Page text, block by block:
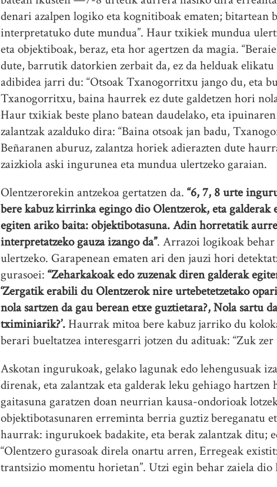
denari azalpen logiko eta kognitiboak ematen; bitartean
interpretatuko dute mundua”. Haur txikiek mundua
eta objektiboak, beraz, eta hor agertzen da magia.
dute, barrutik datorkien zerbait da, ez da helduak
adibidea jarri du: “Otsoak Txanogorritxu jango du, eta
Txanogorritxu, baina haurrek ez dute galdetzen hori
Haur txikiak beste plano batean daudelako, eta
zalantzak azalduko dira: “Baina otsoak jan badu,
Beñaranen aburuz, zalantza horiek adierazten dute
zaizkiola aski ingurunea eta mundua ulertzeko garaian.
Olentzerorekin antzekoa gertatzen da. “6, 7, 8 urte
bere kabuz kirrinka egingo dio Olentzerok, eta galderak
egiten ariko baita: objektibotasuna. Adin horretatik
interpretatzeko gauza izango da”. Arrazoi logikoak
ulertzeko. Garapenean ematen ari den jauzi hori
gurasoei: “Zeharkakoak edo zuzenak diren galderak
‘Zergatik erabili du Olentzerok nire urtebetetzetako
nola sartzen da gau berean etxe guztietara?, Nola sartu
tximiniarik?’. Haurrak mitoa bere kabuz jarriko du
berari bueltatzea interesgarri jotzen du adituak: “Zuk zer
Askotan ingurukoak, gelako lagunak edo lehengusuak
direnak, eta zalantzak eta galderak leku gehiago
gaitasuna garatzen doan neurrian kausa-ondorioak
objektibotasunaren erreminta berria guztiz bereganatu
haurrak: ingurukoek badakite, eta berak zalantzak ditu;
“Olentzero gurasoak direla onartu arren, Erregeak
trantsizio momentu horietan”. Utzi egin behar zaiela dio